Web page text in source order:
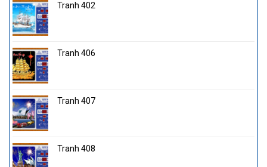
Tranh 402
Tranh 406
Tranh 407
Tranh 408